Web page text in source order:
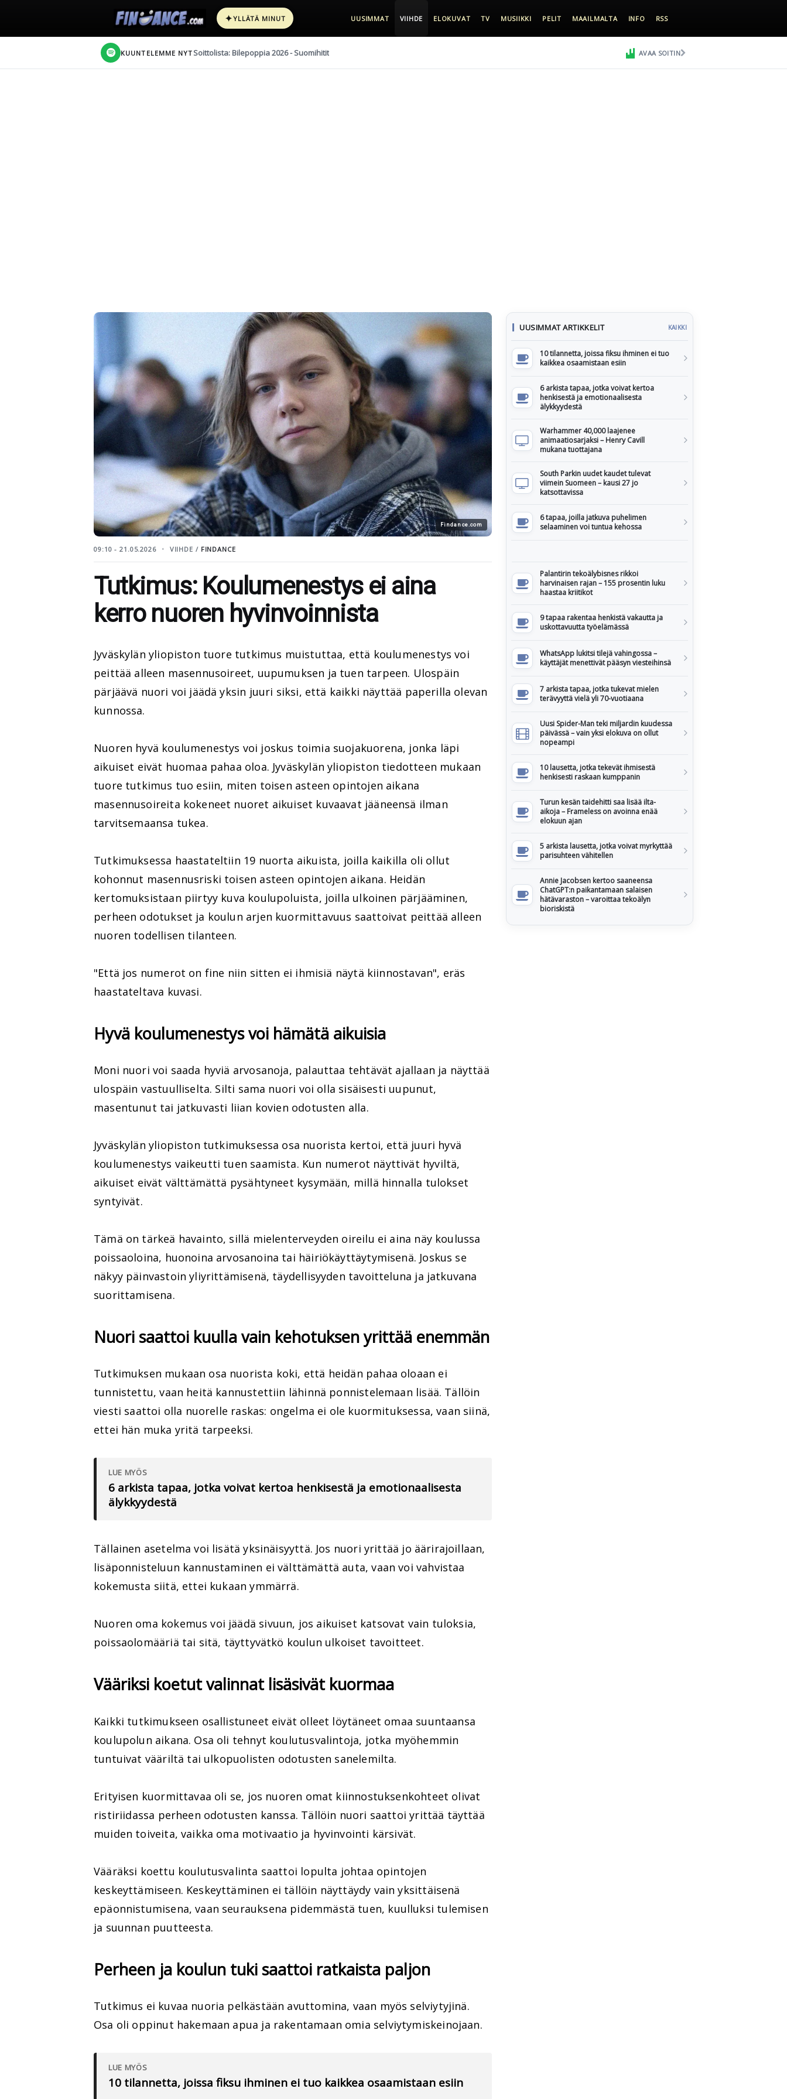
✦YLLÄTÄ MINUT UUSIMMAT VIIHDE ELOKUVAT TV MUSIIKKI PELIT MAAILMALTA INFO RSS
KUUNTELEMME NYT Soittolista: Bilepoppia 2026 - Suomihitit AVAA SOITIN
Findance.com
09:10 - 21.05.2026 VIIHDE / FINDANCE
Tutkimus: Koulumenestys ei aina
kerro nuoren hyvinvoinnista
Jyväskylän yliopiston tuore tutkimus muistuttaa, että koulumenestys voi
peittää alleen masennusoireet, uupumuksen ja tuen tarpeen. Ulospäin
pärjäävä nuori voi jäädä yksin juuri siksi, että kaikki näyttää paperilla olevan
kunnossa.
Nuoren hyvä koulumenestys voi joskus toimia suojakuorena, jonka läpi
aikuiset eivät huomaa pahaa oloa. Jyväskylän yliopiston tiedotteen mukaan
tuore tutkimus tuo esiin, miten toisen asteen opintojen aikana
masennusoireita kokeneet nuoret aikuiset kuvaavat jääneensä ilman
tarvitsemaansa tukea.
Tutkimuksessa haastateltiin 19 nuorta aikuista, joilla kaikilla oli ollut
kohonnut masennusriski toisen asteen opintojen aikana. Heidän
kertomuksistaan piirtyy kuva koulupoluista, joilla ulkoinen pärjääminen,
perheen odotukset ja koulun arjen kuormittavuus saattoivat peittää alleen
nuoren todellisen tilanteen.
"Että jos numerot on fine niin sitten ei ihmisiä näytä kiinnostavan", eräs
haastateltava kuvasi.
Hyvä koulumenestys voi hämätä aikuisia
Moni nuori voi saada hyviä arvosanoja, palauttaa tehtävät ajallaan ja näyttää
ulospäin vastuulliselta. Silti sama nuori voi olla sisäisesti uupunut,
masentunut tai jatkuvasti liian kovien odotusten alla.
Jyväskylän yliopiston tutkimuksessa osa nuorista kertoi, että juuri hyvä
koulumenestys vaikeutti tuen saamista. Kun numerot näyttivät hyviltä,
aikuiset eivät välttämättä pysähtyneet kysymään, millä hinnalla tulokset
syntyivät.
Tämä on tärkeä havainto, sillä mielenterveyden oireilu ei aina näy koulussa
poissaoloina, huonoina arvosanoina tai häiriökäyttäytymisenä. Joskus se
näkyy päinvastoin yliyrittämisenä, täydellisyyden tavoitteluna ja jatkuvana
suorittamisena.
Nuori saattoi kuulla vain kehotuksen yrittää enemmän
Tutkimuksen mukaan osa nuorista koki, että heidän pahaa oloaan ei
tunnistettu, vaan heitä kannustettiin lähinnä ponnistelemaan lisää. Tällöin
viesti saattoi olla nuorelle raskas: ongelma ei ole kuormituksessa, vaan siinä,
ettei hän muka yritä tarpeeksi.
LUE MYÖS
6 arkista tapaa, jotka voivat kertoa henkisestä ja emotionaalisesta
älykkyydestä
Tällainen asetelma voi lisätä yksinäisyyttä. Jos nuori yrittää jo äärirajoillaan,
lisäponnisteluun kannustaminen ei välttämättä auta, vaan voi vahvistaa
kokemusta siitä, ettei kukaan ymmärrä.
Nuoren oma kokemus voi jäädä sivuun, jos aikuiset katsovat vain tuloksia,
poissaolomääriä tai sitä, täyttyvätkö koulun ulkoiset tavoitteet.
Vääriksi koetut valinnat lisäsivät kuormaa
Kaikki tutkimukseen osallistuneet eivät olleet löytäneet omaa suuntaansa
koulupolun aikana. Osa oli tehnyt koulutusvalintoja, jotka myöhemmin
tuntuivat vääriltä tai ulkopuolisten odotusten sanelemilta.
Erityisen kuormittavaa oli se, jos nuoren omat kiinnostuksenkohteet olivat
ristiriidassa perheen odotusten kanssa. Tällöin nuori saattoi yrittää täyttää
muiden toiveita, vaikka oma motivaatio ja hyvinvointi kärsivät.
Vääräksi koettu koulutusvalinta saattoi lopulta johtaa opintojen
keskeyttämiseen. Keskeyttäminen ei tällöin näyttäydy vain yksittäisenä
epäonnistumisena, vaan seurauksena pidemmästä tuen, kuulluksi tulemisen
ja suunnan puutteesta.
Perheen ja koulun tuki saattoi ratkaista paljon
Tutkimus ei kuvaa nuoria pelkästään avuttomina, vaan myös selviytyjinä.
Osa oli oppinut hakemaan apua ja rakentamaan omia selviytymiskeinojaan.
LUE MYÖS
10 tilannetta, joissa fiksu ihminen ei tuo kaikkea osaamistaan esiin
UUSIMMAT ARTIKKELIT KAIKKI
10 tilannetta, joissa fiksu ihminen ei tuo
kaikkea osaamistaan esiin
6 arkista tapaa, jotka voivat kertoa
henkisestä ja emotionaalisesta
älykkyydestä
Warhammer 40,000 laajenee
animaatiosarjaksi – Henry Cavill
mukana tuottajana
South Parkin uudet kaudet tulevat
viimein Suomeen – kausi 27 jo
katsottavissa
6 tapaa, joilla jatkuva puhelimen
selaaminen voi tuntua kehossa
Palantirin tekoälybisnes rikkoi
harvinaisen rajan – 155 prosentin luku
haastaa kriitikot
9 tapaa rakentaa henkistä vakautta ja
uskottavuutta työelämässä
WhatsApp lukitsi tilejä vahingossa –
käyttäjät menettivät pääsyn viesteihinsä
7 arkista tapaa, jotka tukevat mielen
terävyyttä vielä yli 70-vuotiaana
Uusi Spider-Man teki miljardin kuudessa
päivässä – vain yksi elokuva on ollut
nopeampi
10 lausetta, jotka tekevät ihmisestä
henkisesti raskaan kumppanin
Turun kesän taidehitti saa lisää ilta-
aikoja – Frameless on avoinna enää
elokuun ajan
5 arkista lausetta, jotka voivat myrkyttää
parisuhteen vähitellen
Annie Jacobsen kertoo saaneensa
ChatGPT:n paikantamaan salaisen
hätävaraston – varoittaa tekoälyn
bioriskistä